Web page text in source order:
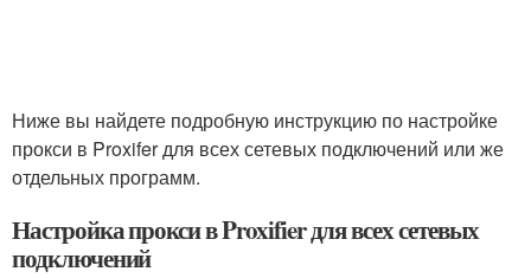
Ниже вы найдете подробную инструкцию по настройке
прокси в Proxifer для всех сетевых подключений или же
отдельных программ.
Настройка прокси в Proxifier для всех сетевых
подключений